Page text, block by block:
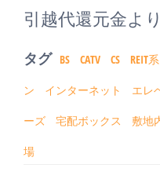
引越代還元金よ
タグ BS CATV CS REIT
ン インターネット エレ
ーズ 宅配ボックス 敷地
場